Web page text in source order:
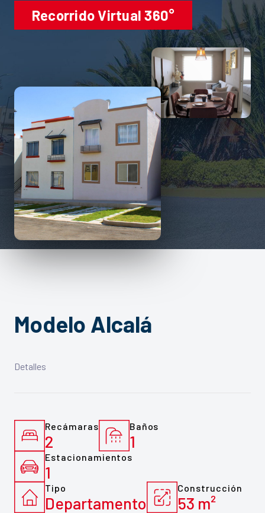
Recorrido Virtual 360°
Modelo Alcalá
Detalles
Recámaras
2
Baños
1
Estacionamientos
1
Tipo
Departamento
Construcción
53 m²